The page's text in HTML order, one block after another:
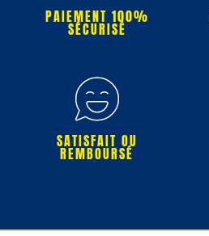
PAIEMENT 100%
SÉCURISÉ
SATISFAIT OU
REMBOURSÉ